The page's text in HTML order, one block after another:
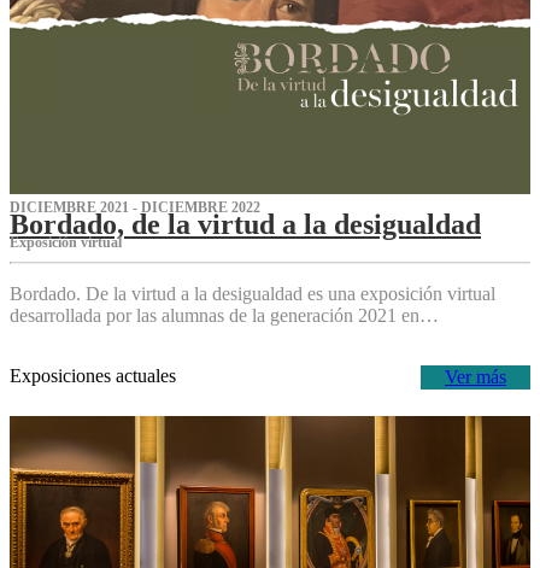
DICIEMBRE 2021 - DICIEMBRE 2022
Bordado, de la virtud a la desigualdad
Exposición virtual‌
Bordado. De la virtud a la desigualdad es una exposición virtual
desarrollada por las alumnas de la generación 2021 en…
Ver más
Exposiciones actuales